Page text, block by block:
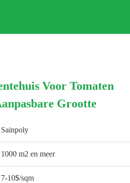
Voor Tomaten
Grootte
Sainpoly
1000 m2 en meer
7-10$/sqm